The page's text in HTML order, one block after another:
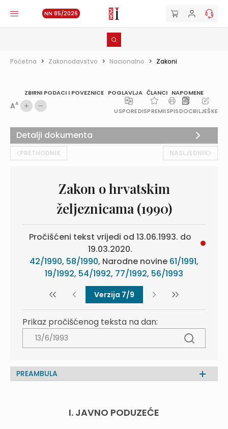
NN 85/2026
Početna > Zakonodavstvo > Nacionalno > Zakoni
ZBIRNI PODACI I POVEZNICE POGLAVLJA ČLANCI NAPOMENE
AA
USPOREDISPREMIISPISDOCBILJEŠKE
PRETHODNIK NASLJEDNIK
Zakon o hrvatskim
željeznicama (1990)
Pročišćeni tekst vrijedi od 13.06.1993. do
19.03.2020.
42/1990, 58/1990, Narodne novine 61/1991,
19/1992, 54/1992, 77/1992, 56/1993
Verzija 7/9
Prikaz pročišćenog teksta na dan:
PREAMBULA
I. JAVNO PODUZEĆE
Detalji dokumenta